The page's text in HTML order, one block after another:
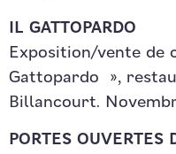
IL GATTOPARDO
Exposition/vente de
Gattopardo »,
Billancourt.
PORTES OUVERTES